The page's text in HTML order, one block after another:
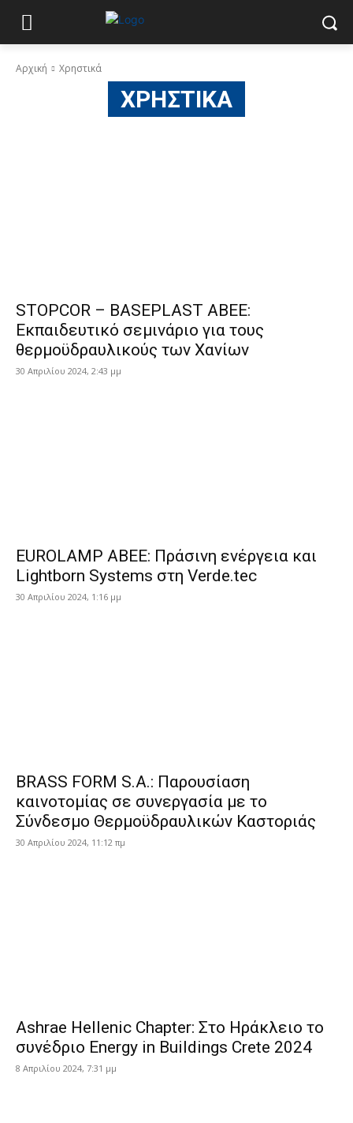
Αρχική Χρηστικά
ΧΡΗΣΤΙΚΆ
STOPCOR – BASEPLAST ABEE:
Εκπαιδευτικό σεμινάριο για τους
θερμοϋδραυλικούς των Χανίων
30 Απριλίου 2024, 2:43 μμ
EUROLAMP ABEE: Πράσινη ενέργεια και
Lightborn Systems στη Verde.tec
30 Απριλίου 2024, 1:16 μμ
BRASS FORM S.A.: Παρουσίαση
καινοτομίας σε συνεργασία με το
Σύνδεσμο Θερμοϋδραυλικών Καστοριάς
30 Απριλίου 2024, 11:12 πμ
Ashrae Hellenic Chapter: Στο Ηράκλειο το
συνέδριο Energy in Buildings Crete 2024
8 Απριλίου 2024, 7:31 μμ